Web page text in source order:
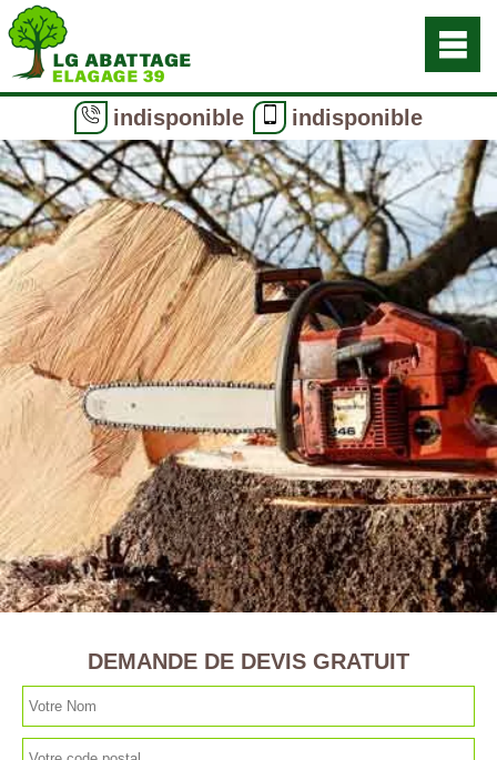
indisponible indisponible
DEMANDE DE DEVIS GRATUIT